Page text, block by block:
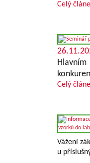
Celý
Celý
Vážení
u